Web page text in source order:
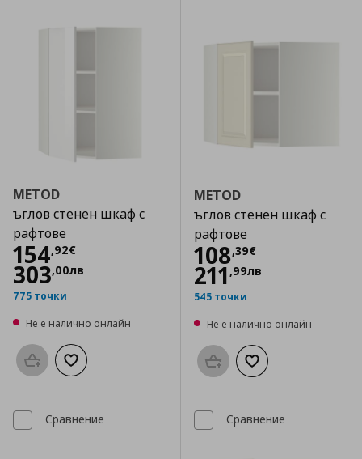
METOD
ъглов стенен шкаф с
рафтове
154,92€
Цена
303,00лв
775 точки
Не е налично онлайн
Προσθήκη στο καλάθι
Добави към списъка с любими
METOD
ъглов стенен шкаф с
рафтове
108,39€
Цена
211 ,99лв
545 точки
Не е налично онлайн
Προσθήκη στο καλάθι
Добави към
Сравнение Сравнение